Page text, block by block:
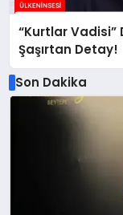
“Kurtlar Vadisi”
Şaşırtan Detay!
Son Dakika